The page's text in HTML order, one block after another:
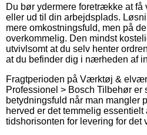
Du bør ydermere foretrække at få
eller ud til din arbejdsplads.
mere omkostningsfuld, men på
overkommelig. Den mindst
utvivlsomt at du selv henter
at du befinder dig i nærheden af
Fragtperioden på Værktøj &
Professionel > Bosch Tilbehør
betydningsfuld når man mangler
herved er det temmelig essentielt
tidshorisonten for levering for det